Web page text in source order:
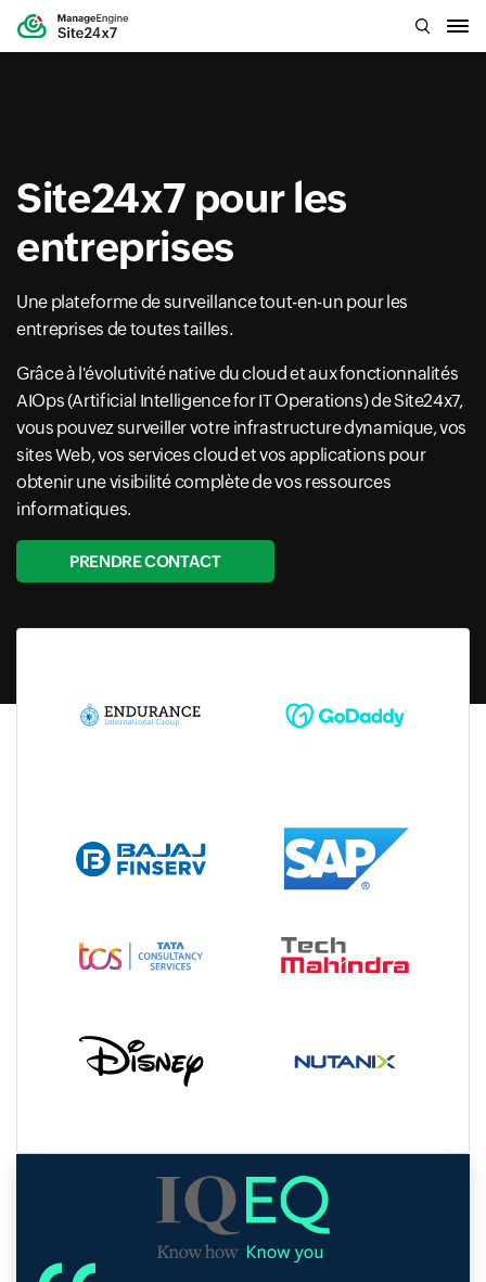
Site24x7 pour les
entreprises
Une plateforme de surveillance tout-en-un pour les
entreprises de toutes tailles.
Grâce à l'évolutivité native du cloud et aux fonctionnalités
AIOps (Artificial Intelligence for IT Operations) de Site24x7,
vous pouvez surveiller votre infrastructure dynamique, vos
sites Web, vos services cloud et vos applications pour
obtenir une visibilité complète de vos ressources
informatiques.
PRENDRE CONTACT